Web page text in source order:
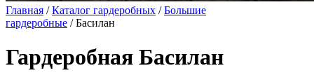
Главная /Каталог гардеробных /Большие
гардеробные / Басилан
Гардеробная Басилан